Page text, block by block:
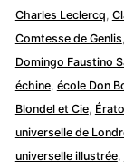
Charles Leclercq,
Comtesse de Genlis,
Domingo Faustino
échine, école Don
Blondel et Cie, Érato
universelle de
universelle illustrée,